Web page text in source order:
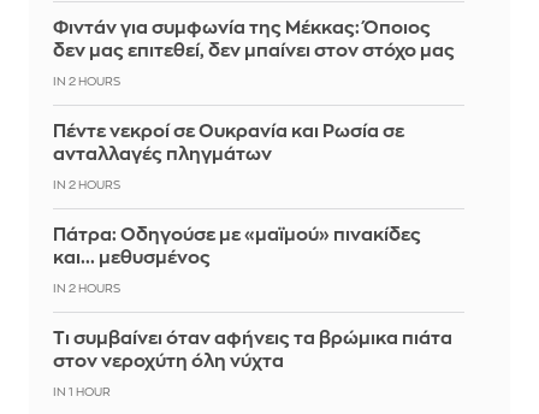
Φιντάν για συμφωνία της Μέκκας: Όποιος
δεν μας επιτεθεί, δεν μπαίνει στον στόχο μας
IN 2 HOURS
Πέντε νεκροί σε Ουκρανία και Ρωσία σε
ανταλλαγές πληγμάτων
IN 2 HOURS
Πάτρα: Οδηγούσε με «μαϊμού» πινακίδες
και... μεθυσμένος
IN 2 HOURS
Τι συμβαίνει όταν αφήνεις τα βρώμικα πιάτα
στον νεροχύτη όλη νύχτα
IN 1 HOUR